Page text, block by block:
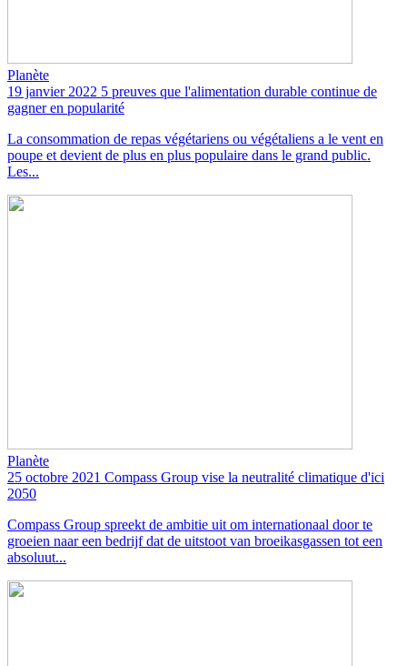
Planète
19 janvier 2022 5 preuves que l'alimentation durable continue de
gagner en popularité
La consommation de repas végétariens ou végétaliens a le vent en
poupe et devient de plus en plus populaire dans le grand public.
Les...
Planète
25 octobre 2021 Compass Group vise la neutralité climatique d'ici
2050
Compass Group spreekt de ambitie uit om internationaal door te
groeien naar een bedrijf dat de uitstoot van broeikasgassen tot een
absoluut...